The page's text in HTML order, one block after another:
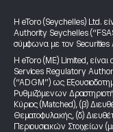
Η eToro (Seychelles) Ltd.
Authority Seychelles
σύμφωνα με τον Securities
Η eToro (ME) Limited, είναι
Services Regulatory
(“ADGM”) ως
Ρυθμιζόμενων
Κύριος (Matched), (β)
Θεματοφυλακής, (δ)
Περιουσιακών Στοιχείων